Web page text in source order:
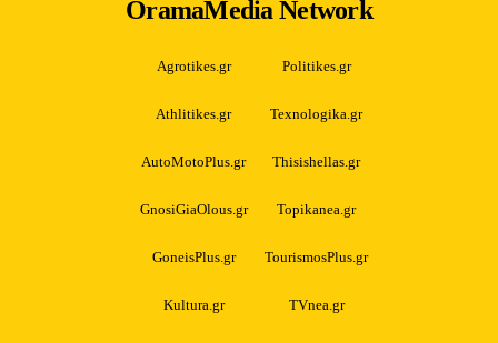
OramaMedia Network
Agrotikes.gr Politikes.gr
Athlitikes.gr Texnologika.gr
AutoMotoPlus.gr Thisishellas.gr
GnosiGiaOlous.gr Topikanea.gr
GoneisPlus.gr TourismosPlus.gr
Kultura.gr TVnea.gr